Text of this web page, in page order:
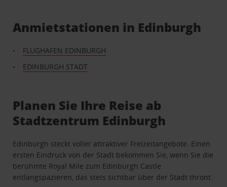
Anmietstationen in Edinburgh
FLUGHAFEN EDINBURGH
EDINBURGH STADT
Planen Sie Ihre Reise ab
Stadtzentrum Edinburgh
Edinburgh steckt voller attraktiver Freizeitangebote. Einen
ersten Eindruck von der Stadt bekommen Sie, wenn Sie die
berühmte Royal Mile zum Edinburgh Castle
entlangspazieren, das stets sichtbar über der Stadt thront.